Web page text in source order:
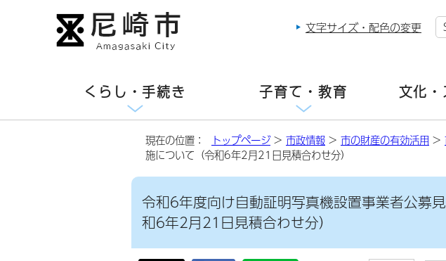
文字サイズ・配色の変更
くらし・手続き 子育て・教育 文化
現在の位置： トップページ> 市政情報 > 市の財産の有効活用 >
施について（令和6年2月21日見積合わせ分）
令和6年度向け自動証明写真機設置事業者公募
和6年2月21日見積合わせ分）